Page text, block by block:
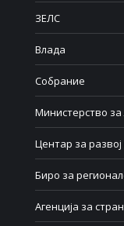
ЗЕЛС
Влада
Собрание
Министерство
Центар за
Биро за
Агенција за